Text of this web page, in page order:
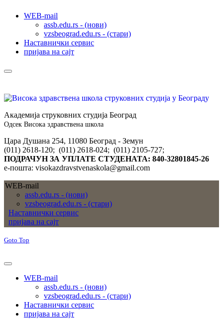
WEB-mail
assb.edu.rs - (нови)
vzsbeograd.edu.rs - (стари)
Наставнички сервис
пријава на сајт
Академија струковних студија Београд
Одсек Висока здравствена школа
Цара Душана 254, 11080 Београд - Земун
(011) 2618-120; (011) 2618-024; (011) 2105-727;
ПОДРАЧУН ЗА УПЛАТЕ СТУДЕНАТА: 840-32801845-26
е-пошта: visokazdravstvenaskola@gmail.com
WEB-mail
assb.edu.rs - (нови)
vzsbeograd.edu.rs - (стари)
Наставнички сервис
пријава на сајт
Goto Top
WEB-mail
assb.edu.rs - (нови)
vzsbeograd.edu.rs - (стари)
Наставнички сервис
пријава на сајт